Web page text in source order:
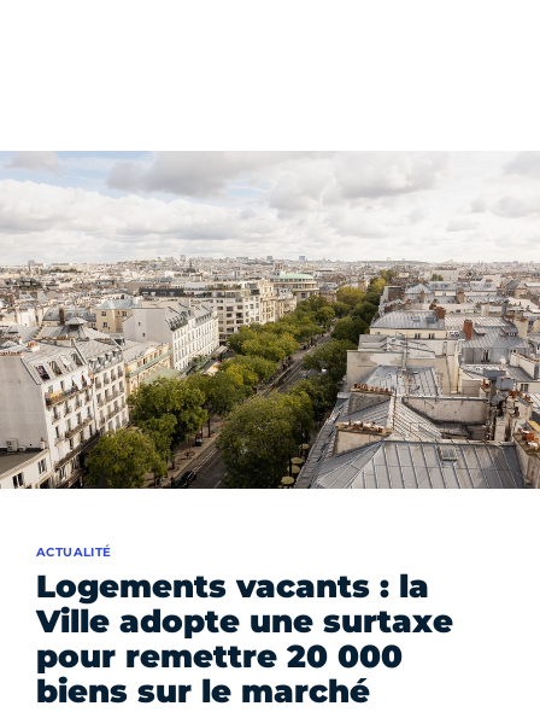
Logements vacants : la
Ville adopte une surtaxe
pour remettre 20 000
biens sur le marché
ACTUALITÉ